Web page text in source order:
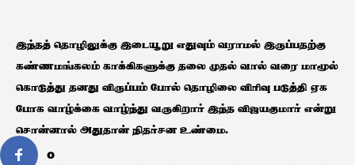
0
இந்தத் தொழிலுக்கு இடையூறு எதுவும் வராமல் இருப்பதற்கு
கண்ணமங்கலம் காக்கிகளுக்கு தலை முதல் வால் வரை மாமூல்
கொடுத்து தனது விருப்பம் போல் தொழிலை விரிவு படுத்தி ஏக
போக வாழ்க்கை வாழ்ந்து வருகிறார் இந்த விஜயகுமார் என்று
சொன்னால் அதுதான் நிதர்சன உண்மை.